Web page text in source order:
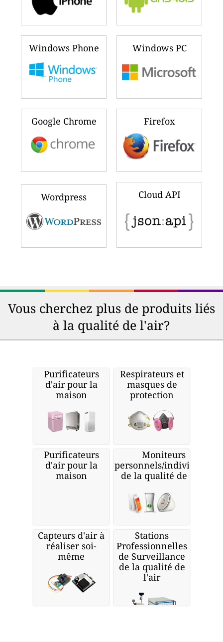
Windows Phone Windows PC
Google Chrome Firefox
Wordpress Cloud API
Vous cherchez plus de produits liés
à la qualité de l'air?
Purificateurs
d'air pour la
maison
Respirateurs et
masques de
protection
Purificateurs
d'air pour la
maison
Moniteurs
personnels/individuels
de la qualité de l'air
Capteurs d'air à
réaliser soi-
même
Stations
Professionnelles
de Surveillance
de la qualité de
l'air